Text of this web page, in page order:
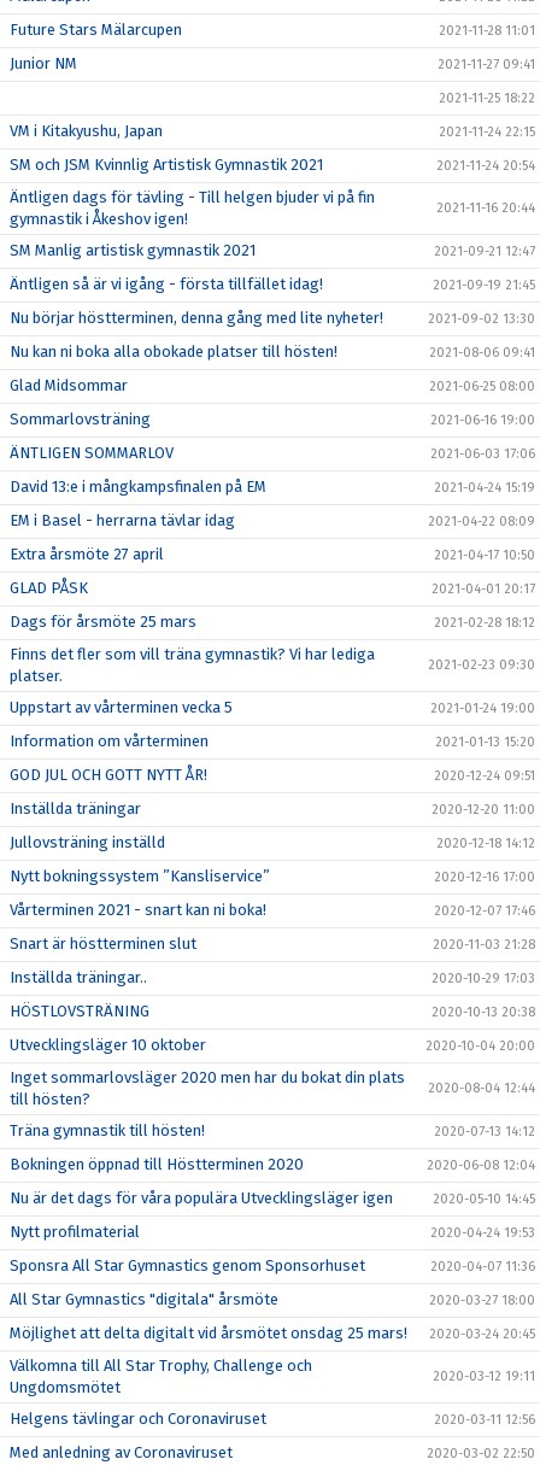
Future Stars Mälarcupen 2021-11-28 11:01
Junior NM 2021-11-27 09:41
2021-11-25 18:22
VM i Kitakyushu, Japan 2021-11-24 22:15
SM och JSM Kvinnlig Artistisk Gymnastik 2021 2021-11-24 20:54
Äntligen dags för tävling - Till helgen bjuder vi på fin
gymnastik i Åkeshov igen!
2021-11-16 20:44
SM Manlig artistisk gymnastik 2021 2021-09-21 12:47
Äntligen så är vi igång - första tillfället idag! 2021-09-19 21:45
Nu börjar höstterminen, denna gång med lite nyheter! 2021-09-02 13:30
Nu kan ni boka alla obokade platser till hösten! 2021-08-06 09:41
Glad Midsommar 2021-06-25 08:00
Sommarlovsträning 2021-06-16 19:00
ÄNTLIGEN SOMMARLOV 2021-06-03 17:06
David 13:e i mångkampsfinalen på EM 2021-04-24 15:19
EM i Basel - herrarna tävlar idag 2021-04-22 08:09
Extra årsmöte 27 april 2021-04-17 10:50
GLAD PÅSK 2021-04-01 20:17
Dags för årsmöte 25 mars 2021-02-28 18:12
Finns det fler som vill träna gymnastik? Vi har lediga
platser.
2021-02-23 09:30
Uppstart av vårterminen vecka 5 2021-01-24 19:00
Information om vårterminen 2021-01-13 15:20
GOD JUL OCH GOTT NYTT ÅR! 2020-12-24 09:51
Inställda träningar 2020-12-20 11:00
Jullovsträning inställd 2020-12-18 14:12
Nytt bokningssystem ”Kansliservice” 2020-12-16 17:00
Vårterminen 2021 - snart kan ni boka! 2020-12-07 17:46
Snart är höstterminen slut 2020-11-03 21:28
Inställda träningar.. 2020-10-29 17:03
HÖSTLOVSTRÄNING 2020-10-13 20:38
Utvecklingsläger 10 oktober 2020-10-04 20:00
Inget sommarlovsläger 2020 men har du bokat din plats
till hösten?
2020-08-04 12:44
Träna gymnastik till hösten! 2020-07-13 14:12
Bokningen öppnad till Höstterminen 2020 2020-06-08 12:04
Nu är det dags för våra populära Utvecklingsläger igen 2020-05-10 14:45
Nytt profilmaterial 2020-04-24 19:53
Sponsra All Star Gymnastics genom Sponsorhuset 2020-04-07 11:36
All Star Gymnastics "digitala" årsmöte 2020-03-27 18:00
Möjlighet att delta digitalt vid årsmötet onsdag 25 mars! 2020-03-24 20:45
Välkomna till All Star Trophy, Challenge och
Ungdomsmötet
2020-03-12 19:11
Helgens tävlingar och Coronaviruset 2020-03-11 12:56
Med anledning av Coronaviruset 2020-03-02 22:50